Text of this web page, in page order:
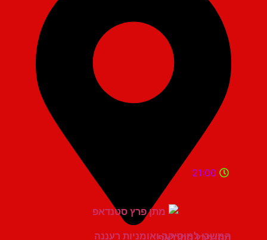
המשכן למוסיקה ואומניות רעננה
21:00